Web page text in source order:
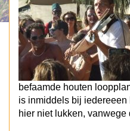
befaamde houten
is inmiddels bij
hier niet lukken,